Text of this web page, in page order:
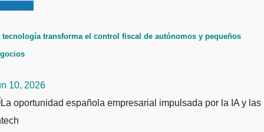
tecnología transforma el control fiscal de autónomos y pequeños
10, 2026